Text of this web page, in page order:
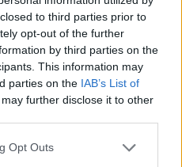
to third parties prior to
opt-out of the further
by third parties on the
This information may
parties on the IAB’s List of
further disclose it to other
Opt Outs